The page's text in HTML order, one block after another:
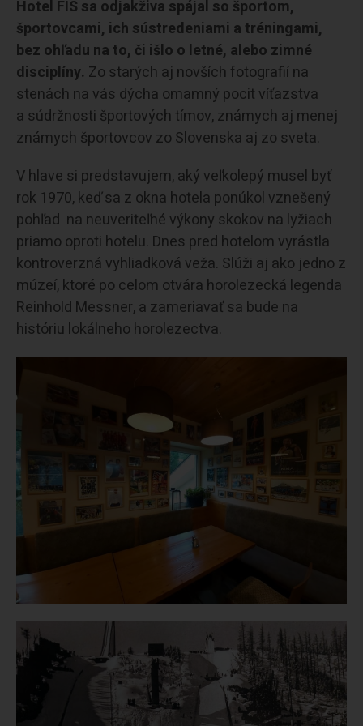
Hotel FIS sa odjakživa spájal so športom,
športovcami, ich sústredeniami a tréningami,
bez ohľadu na to, či išlo o letné, alebo zimné
disciplíny. Zo starých aj novších fotografií na
stenách na vás dýcha omamný pocit víťazstva
a súdržnosti športových tímov, známych aj menej
známych športovcov zo Slovenska aj zo sveta.
V hlave si predstavujem, aký veľkolepý musel byť
rok 1970, keď sa z okna hotela ponúkol vznešený
pohľad na neuveriteľné výkony skokov na lyžiach
priamo oproti hotelu. Dnes pred hotelom vyrástla
kontroverzná vyhliadková veža. Slúži aj ako jedno z
múzeí, ktoré po celom otvára horolezecká legenda
Reinhold Messner, a zameriavať sa bude na
históriu lokálneho horolezectva.